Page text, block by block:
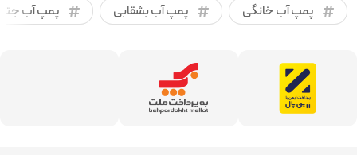
پمپ آب خانگی
پمپ آب بشقابی پمپ آب